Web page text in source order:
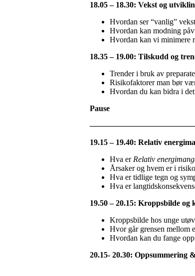
18.05 – 18.30: Vekst og
Hvordan ser “vanlig”
Hvordan kan modning
Hvordan kan vi minimere
18.35 – 19.00: Tilskudd og
Trender i bruk av
Risikofaktorer man bør
Hvordan du kan bidra i
Pause
19.15 – 19.40: Relativ
Hva er Relativ
Årsaker og hvem er i
Hva er tidlige tegn og
Hva er
19.50 – 20.15: Kroppsbilde og
Kroppsbilde hos unge
Hvor går grensen mellom
Hvordan kan du fange
20.15- 20.30: Oppsummering